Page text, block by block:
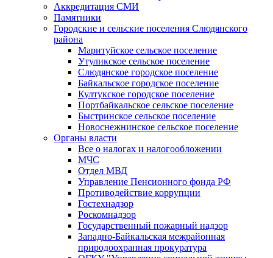
Аккредитация СМИ
Памятники
Городские и сельские поселения Слюдянского
района
Маритуйское сельское поселение
Утуликское сельское поселение
Слюдянское городское поселение
Байкальское городское поселение
Култукское городское поселение
Портбайкальское сельское поселение
Быстринское сельское поселение
Новоснежнинское сельское поселение
Органы власти
Все о налогах и налогообложении
МЧС
Отдел МВД
Управление Пенсионного фонда РФ
Противодействие коррупции
Гостехнадзор
Роскомнадзор
Государственный пожарный надзор
Западно-Байкальская межрайонная
природоохранная прокуратура